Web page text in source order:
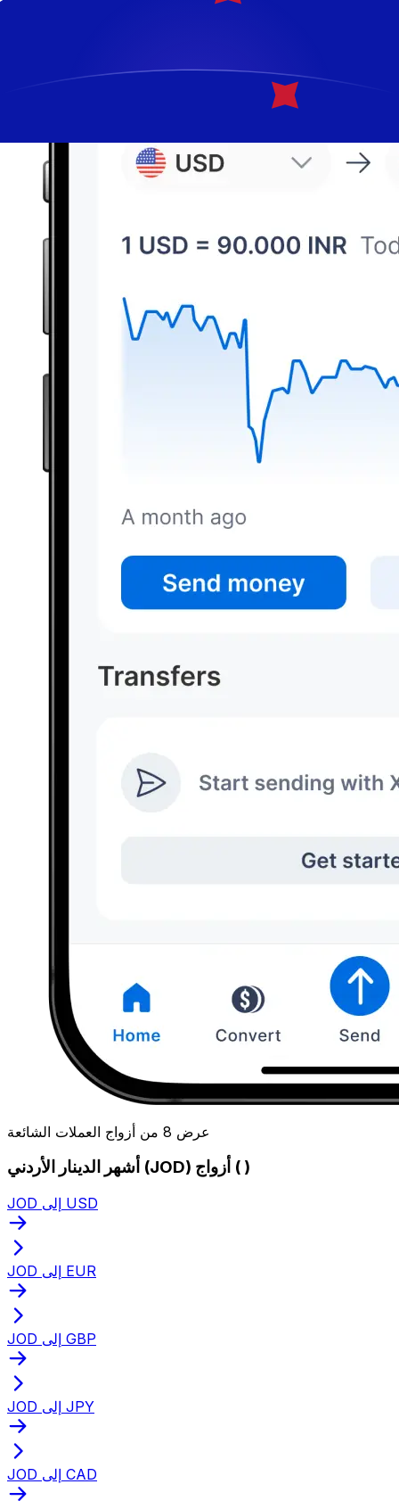
عرض 8 من أزواج العملات الشائعة
أشهر الدينار الأردني (JOD) أزواج ( )
JOD إلى USD
JOD إلى EUR
JOD إلى GBP
JOD إلى JPY
JOD إلى CAD